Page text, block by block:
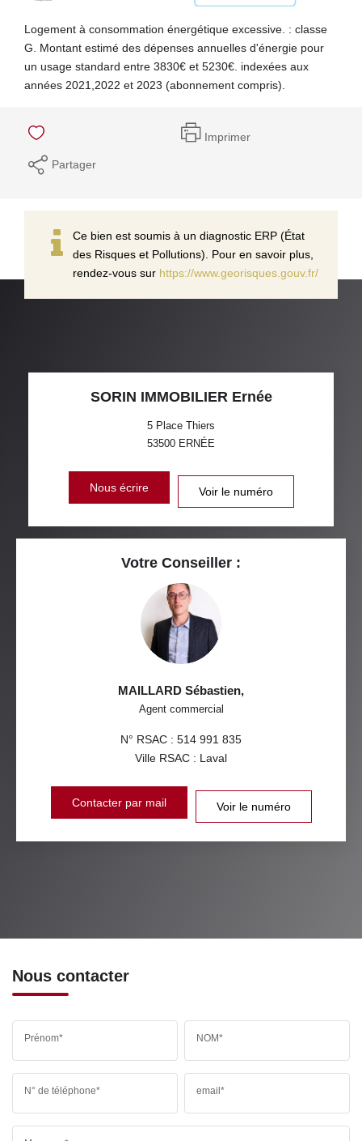
Logement à consommation énergétique excessive. : classe
G. Montant estimé des dépenses annuelles d'énergie pour
un usage standard entre 3830€ et 5230€. indexées aux
années 2021,2022 et 2023 (abonnement compris).
Imprimer
Partager
Ce bien est soumis à un diagnostic ERP (État
des Risques et Pollutions). Pour en savoir plus,
rendez-vous sur https://www.georisques.gouv.fr/
SORIN IMMOBILIER Ernée
5 Place Thiers
53500 ERNÉE
Nous écrire Voir le numéro
Votre Conseiller :
MAILLARD Sébastien,
Agent commercial
N° RSAC : 514 991 835
Ville RSAC : Laval
Contacter par mail Voir le numéro
Nous contacter
Prénom* NOM*
N° de téléphone* email*